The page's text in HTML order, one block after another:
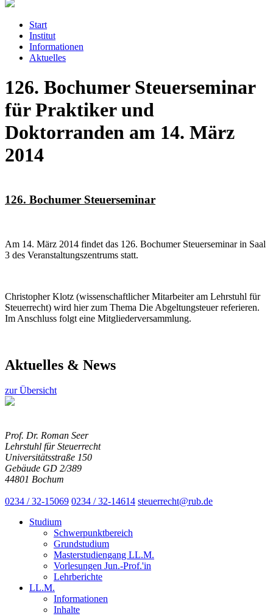
Start
Institut
Informationen
Aktuelles
126. Bochumer Steuerseminar
für Praktiker und
Doktorranden am 14. März
2014
126. Bochumer Steuerseminar
Am 14. März 2014 findet das 126. Bochumer Steuerseminar in Saal
3 des Veranstaltungszentrums statt.
Christopher Klotz (wissenschaftlicher Mitarbeiter am Lehrstuhl für
Steuerrecht) wird hier zum Thema Die Abgeltungsteuer referieren.
Im Anschluss folgt eine Mitgliederversammlung.
Aktuelles & News
zur Übersicht
Prof. Dr. Roman Seer
Lehrstuhl für Steuerrecht
Universitätsstraße 150
Gebäude GD 2/389
44801 Bochum
0234 / 32-15069 0234 / 32-14614 steuerrecht@rub.de
Studium
Schwerpunktbereich
Grundstudium
Masterstudiengang LL.M.
Vorlesungen Jun.-Prof.'in
Lehrberichte
LL.M.
Informationen
Inhalte